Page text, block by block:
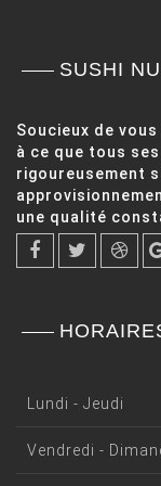
SUSHI
Soucieux de
à ce que tous
rigoureusement
une qualité
Lundi - Jeudi
Vendredi -